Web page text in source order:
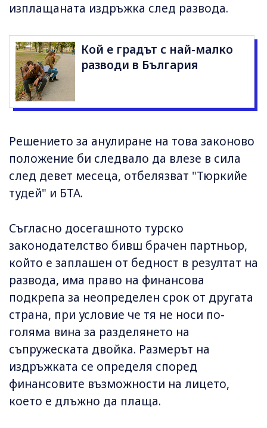
изплащаната издръжка след развода.
Кой е градът с най-малко
разводи в България
Решението за анулиране на това законово
положение би следвало да влезе в сила
след девет месеца, отбелязват "Тюркийе
тудей" и БТА.
Съгласно досегашното турско
законодателство бивш брачен партньор,
който е заплашен от бедност в резултат на
развода, има право на финансова
подкрепа за неопределен срок от другата
страна, при условие че тя не носи по-
голяма вина за разделянето на
съпружеската двойка. Размерът на
издръжката се определя според
финансовите възможности на лицето,
което е длъжно да плаща.